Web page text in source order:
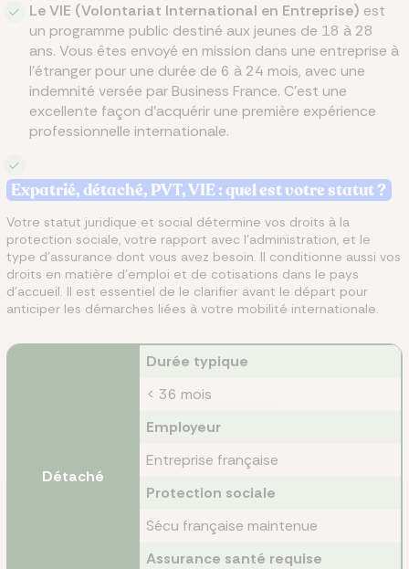
Le VIE (Volontariat International en Entreprise) est
un programme public destiné aux jeunes de 18 à 28
ans. Vous êtes envoyé en mission dans une entreprise à
l'étranger pour une durée de 6 à 24 mois, avec une
indemnité versée par Business France. C'est une
excellente façon d'acquérir une première expérience
professionnelle internationale.
Expatrié, détaché, PVT, VIE : quel est votre statut ?
Votre statut juridique et social détermine vos droits à la
protection sociale, votre rapport avec l'administration, et le
type d'assurance dont vous avez besoin. Il conditionne aussi vos
droits en matière d'emploi et de cotisations dans le pays
d'accueil. Il est essentiel de le clarifier avant le départ pour
anticiper les démarches liées à votre mobilité internationale.
Détaché
Durée typique
< 36 mois
Employeur
Entreprise française
Protection sociale
Sécu française maintenue
Assurance santé requise